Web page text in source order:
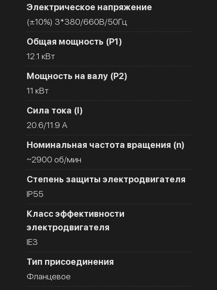
Электрическое напряжение
(±10%) 3*380/660В/50Гц
Общая мощность (Р1)
12.1 кВт
Мощность на валу (Р2)
11 кВт
Сила тока (I)
20.6/11.9 A
Номинальная частота вращения (n)
~2900 об/мин
Степень защиты электродвигателя
IP55
Класс эффективности
электродвигателя
IE3
Тип присоединения
Фланцевое